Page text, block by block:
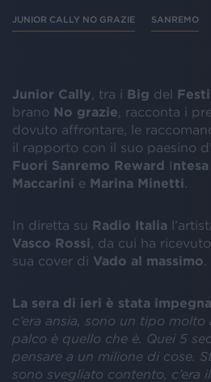
JUNIOR CALLY NO GRAZIE SANREMO
Junior Cally , tra i Big del
brano No grazie , racconta i
dovuto affrontare, le
il rapporto con il suo paesino
Fuori Sanremo Reward I
Maccarini e Marina Minetti
In diretta su Radio Italia
Vasco Rossi , da cui ha
sua cover di Vado al massimo
La sera di ieri è stata
c’era ansia, sono un tipo
palco è quello che è. Quei 5
pensare a un milione di cose.
sono svegliato contento, c’era